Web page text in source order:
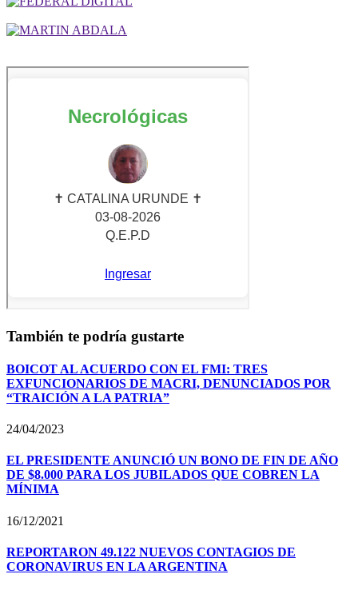
También te podría gustarte
BOICOT AL ACUERDO CON EL FMI: TRES
EXFUNCIONARIOS DE MACRI, DENUNCIADOS POR
“TRAICIÓN A LA PATRIA”
24/04/2023
EL PRESIDENTE ANUNCIÓ UN BONO DE FIN DE AÑO
DE $8.000 PARA LOS JUBILADOS QUE COBREN LA
MÍNIMA
16/12/2021
REPORTARON 49.122 NUEVOS CONTAGIOS DE
CORONAVIRUS EN LA ARGENTINA